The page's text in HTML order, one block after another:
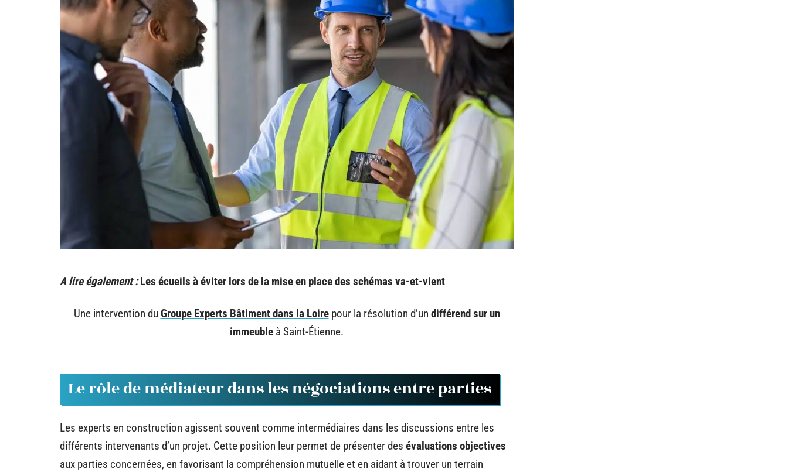
A lire également : Les écueils à éviter lors de la mise en place des schémas va-et-vient
Une intervention du Groupe Experts Bâtiment dans la Loirepour la résolution d’un différend sur un
immeuble à Saint-Étienne.
Le rôle de médiateur dans les négociations entre parties
Les experts en construction agissent souvent comme intermédiaires dans les discussions entre les
différents intervenants d’un projet. Cette position leur permet de présenter des évaluations objectives
aux parties concernées, en favorisant la compréhension mutuelle et en aidant à trouver un terrain